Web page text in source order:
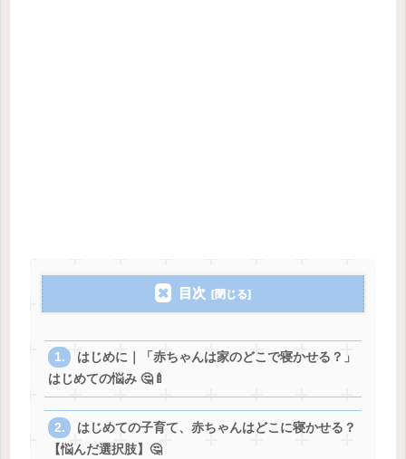
目次
はじめに｜「赤ちゃんは家のどこで寝かせる？」
はじめての悩み 🤔🍼
はじめての子育て、赤ちゃんはどこに寝かせる？
【悩んだ選択肢】🤔